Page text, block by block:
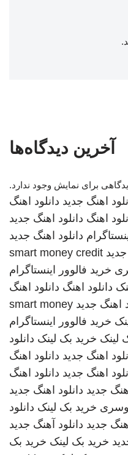
.
آخرین دیدگاه‌ها
برای نمایش وجود ندارد.
اهنگ جدید دانلود اهنگ
اهنگ دانلود اهنگ جدید
دانلود اهنگ جدید
smart money credit
خرید فالوور اینستاگرام
دانلود اهنگ دانلود اهنگ
اهنگ جدید smart money
خرید فالوور اینستاگرام
لینک خرید بک لینک دانلود
اهنگ جدید دانلود اهنگ
اهنگ جدید دانلود اهنگ
جدید دانلود اهنگ جدید
خرید بک لینک دانلود
جدید دانلود آهنگ جدید
خرید بک لینک خرید بک